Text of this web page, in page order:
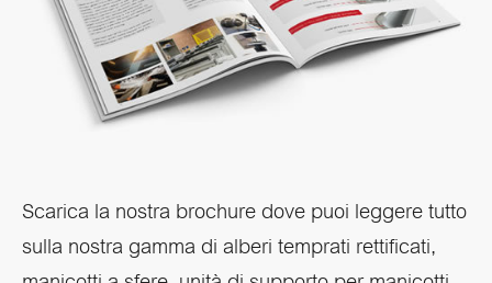
Scarica la nostra brochure dove puoi leggere tutto
sulla nostra gamma di alberi temprati rettificati,